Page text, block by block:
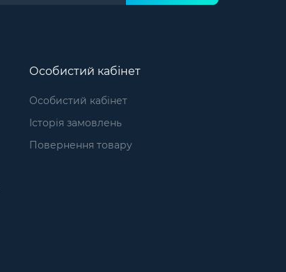
Особистий кабінет
Особистий кабінет
Історія замовлень
Повернення товару